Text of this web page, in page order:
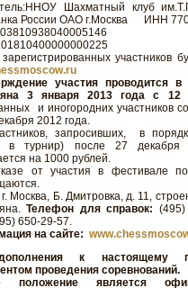
Шахматный клуб
России ОАО г.Москва ИНН
участников
участия проводится
3 января 2013 года с
и иногородних участников
2012 года.
запросивших, в
в турнир) после 27
на 1000 рублей.
от участия в фестивале
Москва, Б. Дмитровка, д. 11,
Телефон для справок:
650-29-57.
на сайте:
к настоящему
проведения соревнований.
положение является